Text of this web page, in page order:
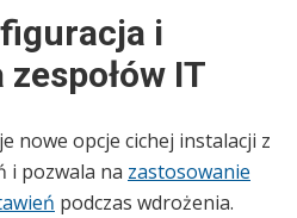
i
IT
nowe opcje cichej instalacji z
i pozwala na zastosowanie
podczas wdrożenia.